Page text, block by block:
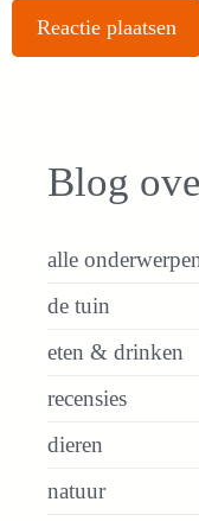
Blog
alle
de tuin
eten & drinken
recensies
dieren
natuur